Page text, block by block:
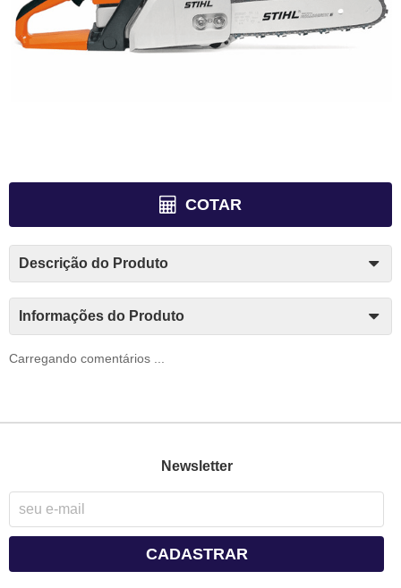
COTAR
Descrição do Produto
Informações do Produto
Carregando comentários ...
Newsletter
CADASTRAR